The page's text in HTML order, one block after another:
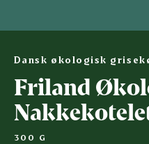
Dansk økologisk
Friland
300 G